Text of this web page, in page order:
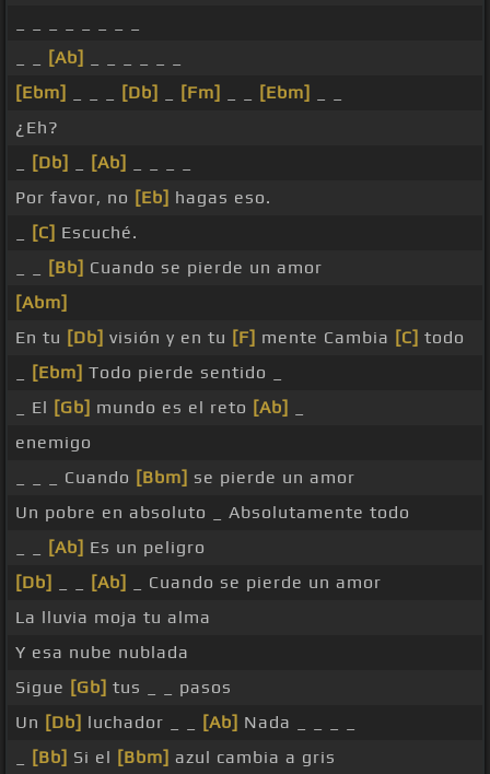
[Ab]
[Ebm]
[Db] [Fm] [Ebm]
¿Eh?
[Db] [Ab]
Por favor, no [Eb] hagas eso.
[C] Escuché.
[Bb] Cuando se pierde un amor
[Abm]
En tu [Db] visión y en tu [F] mente Cambia [C] todo
[Ebm] Todo pierde sentido _
_ El [Gb] mundo es el reto [Ab]
enemigo
_ _ _ Cuando [Bbm] se pierde un amor
Un pobre en absoluto _ Absolutamente todo
[Ab] Es un peligro
[Db]
[Ab]
_ Cuando se pierde un amor
La lluvia moja tu alma
Y esa nube nublada
Sigue [Gb] tus _ _ pasos
Un [Db] luchador _ _ [Ab] Nada _ _ _ _
[Bb] Si el [Bbm] azul cambia a gris